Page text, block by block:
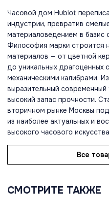
Часовой дом Hublot
индустрии, превратив
материаловедением в базис
Философия марки строится
материалов — от цветной
до уникальных драгоценных
механическими калибрами.
выразительный современный
высокий запас прочности.
вторичном рынке Москвы
из наиболее актуальных и
высокого часового
Все
СМОТРИТЕ ТАКЖЕ